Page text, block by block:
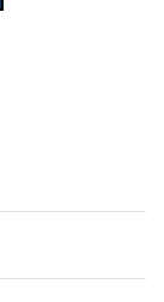
suchen